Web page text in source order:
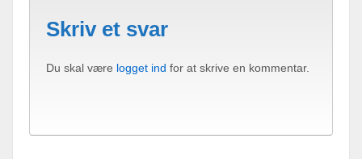
Skriv et svar
Du skal være logget ind for at skrive en kommentar.